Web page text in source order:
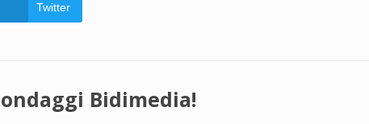
Twitter
Bidimedia!